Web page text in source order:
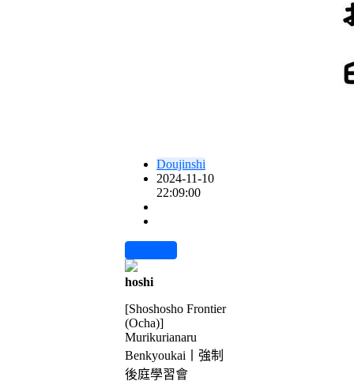
Doujinshi
2024-11-10
22:09:00
hoshi
[Shoshosho Frontier
(Ocha)]
Murikurianaru
Benkyoukai丨強制
後庭學習會